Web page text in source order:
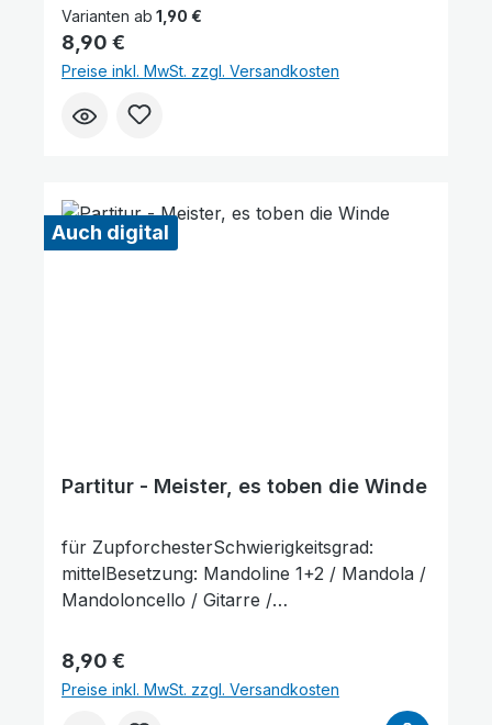
Oboe / Triangel / Glockenspiel / Mandoline
1+2 / Mandola / Mandoloncello (ad lib.) /
Gitarre / Kontrabass Lieferumfang: Partitur
Die Lieferzeit beträgt ca. 7-14 Werktage, da
dieser Artikel erst nach Bestellung gedruckt
Varianten ab 1,90 €
Regulärer Preis:
8,90 €
Preise inkl. MwSt. zzgl. Versandkosten
Auch digital
Partitur - Meister, es toben die Winde
für ZupforchesterSchwierigkeitsgrad:
mittelBesetzung: Mandoline 1+2 / Mandola /
Mandoloncello / Gitarre /
Stimmenauszüge, Stimmenauszüge dürfen
als Kopiervorlage benutzt werden. Die
Lieferzeit beträgt ca. 7 Werktage, da dieser
Regulärer Preis:
8,90 €
Preise inkl. MwSt. zzgl. Versandkosten